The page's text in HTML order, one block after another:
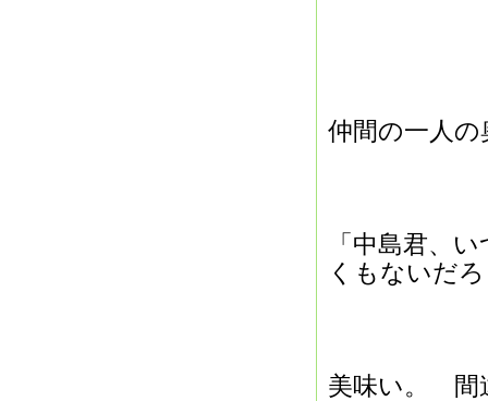
仲間の一人
「中島君、
くもないだ
美味い。 間